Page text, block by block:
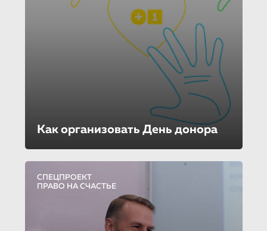
Как организовать День донора
СПЕЦПРОЕКТ
ПРАВО НА СЧАСТЬЕ